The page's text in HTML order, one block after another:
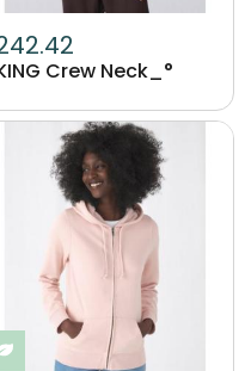
Crew Neck_°
Eco-responsable